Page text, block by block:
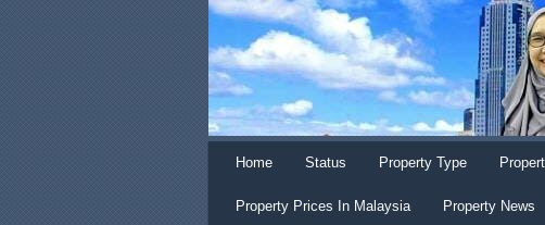
Home Status Property Type
Property Prices In Malaysia Property News